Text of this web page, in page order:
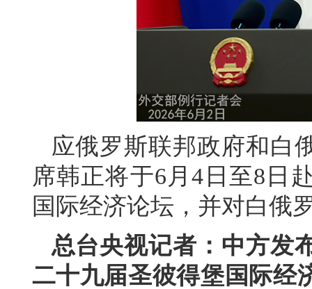
应俄罗斯联邦政府和白
席韩正将于6月4日至8日
国际经济论坛，并对白俄
总台央视记者：中方发
二十九届圣彼得堡国际经